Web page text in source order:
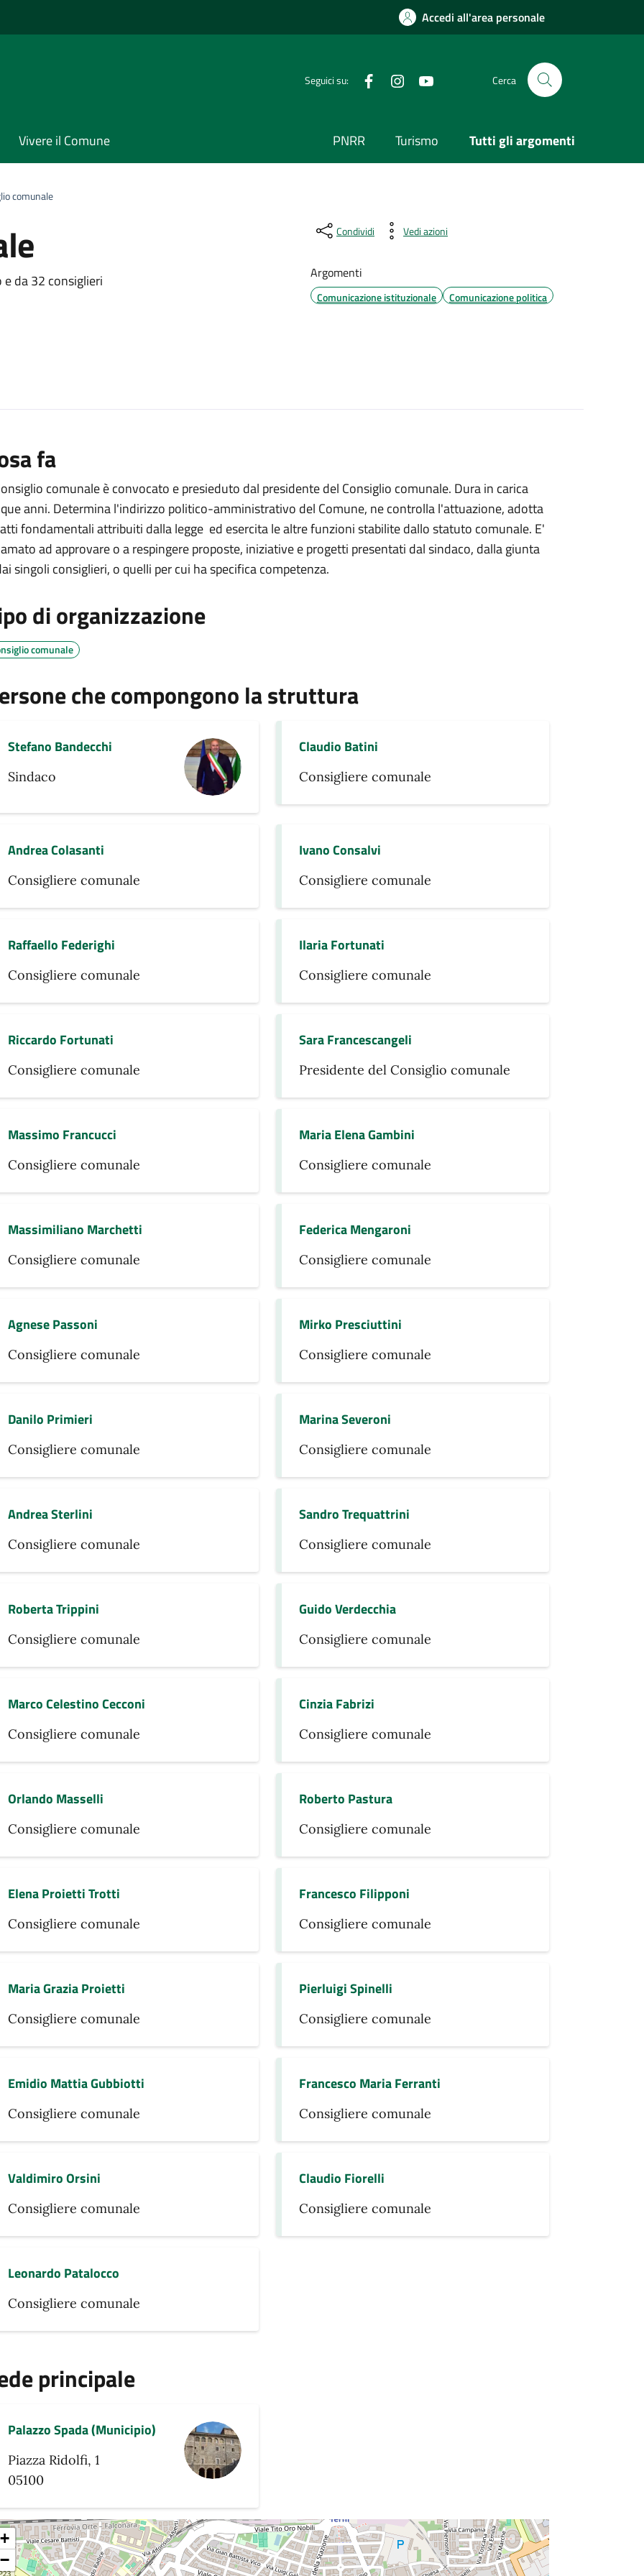
Accedi all'area personale
Seguici su: Visita la nostra pagina Facebook
Segui il nostro profilo su Instagram
Visita il nostro canale YouTube
Cerca
Vivere il Comune PNRR Turismo Tutti gli argomenti
comunale
da 32 consiglieri
Condividi Vedi azioni
Argomenti
Comunicazione istituzionale Comunicazione politica
fa
comunale è convocato e presieduto dal presidente del Consiglio comunale. Dura in carica
anni. Determina l'indirizzo politico-amministrativo del Comune, ne controlla l'attuazione, adotta
fondamentali attribuiti dalla legge ed esercita le altre funzioni stabilite dallo statuto comunale. E'
ad approvare o a respingere proposte, iniziative e progetti presentati dal sindaco, dalla giunta
singoli consiglieri, o quelli per cui ha specifica competenza.
di organizzazione
comunale
che compongono la struttura
Stefano Bandecchi
Sindaco
Claudio Batini
Consigliere comunale
Andrea Colasanti
Consigliere comunale
Ivano Consalvi
Consigliere comunale
Raffaello Federighi
Consigliere comunale
Ilaria Fortunati
Consigliere comunale
Riccardo Fortunati
Consigliere comunale
Sara Francescangeli
Presidente del Consiglio comunale
Massimo Francucci
Consigliere comunale
Maria Elena Gambini
Consigliere comunale
Massimiliano Marchetti
Consigliere comunale
Federica Mengaroni
Consigliere comunale
Agnese Passoni
Consigliere comunale
Mirko Presciuttini
Consigliere comunale
Danilo Primieri
Consigliere comunale
Marina Severoni
Consigliere comunale
Andrea Sterlini
Consigliere comunale
Sandro Trequattrini
Consigliere comunale
Roberta Trippini
Consigliere comunale
Guido Verdecchia
Consigliere comunale
Marco Celestino Cecconi
Consigliere comunale
Cinzia Fabrizi
Consigliere comunale
Orlando Masselli
Consigliere comunale
Roberto Pastura
Consigliere comunale
Elena Proietti Trotti
Consigliere comunale
Francesco Filipponi
Consigliere comunale
Maria Grazia Proietti
Consigliere comunale
Pierluigi Spinelli
Consigliere comunale
Emidio Mattia Gubbiotti
Consigliere comunale
Francesco Maria Ferranti
Consigliere comunale
Valdimiro Orsini
Consigliere comunale
Claudio Fiorelli
Consigliere comunale
Leonardo Patalocco
Consigliere comunale
principale
Palazzo Spada (Municipio)
Piazza Ridolfi, 1
05100
+
−